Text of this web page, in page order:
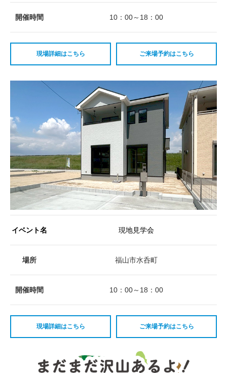
開催時間 10：00～18：00
現場詳細はこちら ご来場予約はこちら
イベント名 現地見学会
場所 福山市水呑町
開催時間 10：00～18：00
現場詳細はこちら ご来場予約はこちら